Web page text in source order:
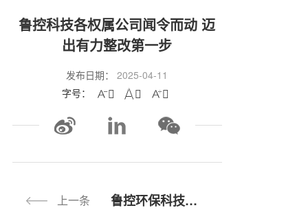
鲁控科技各权属公司闻令而动 迈
出有力整改第一步
发布日期：
2025-04-11
字号：
  
上一条 鲁控环保科技（绥化）有限公司开展“弘扬清风正气 筑牢廉洁防线”主题学习活动